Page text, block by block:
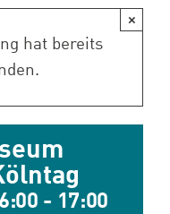
hat bereits
×
- 17:00